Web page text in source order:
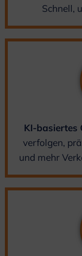
Schnell,
KI-basiertes
verfolgen,
und mehr